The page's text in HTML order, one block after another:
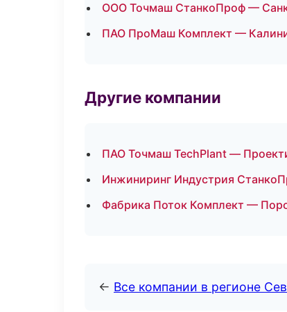
ООО Точмаш СтанкоПроф —
ПАО ПроМаш Комплект —
Другие компании
ПАО Точмаш TechPlant —
Инжиниринг Индустрия
Фабрика Поток Комплект —
← Все компании в регионе